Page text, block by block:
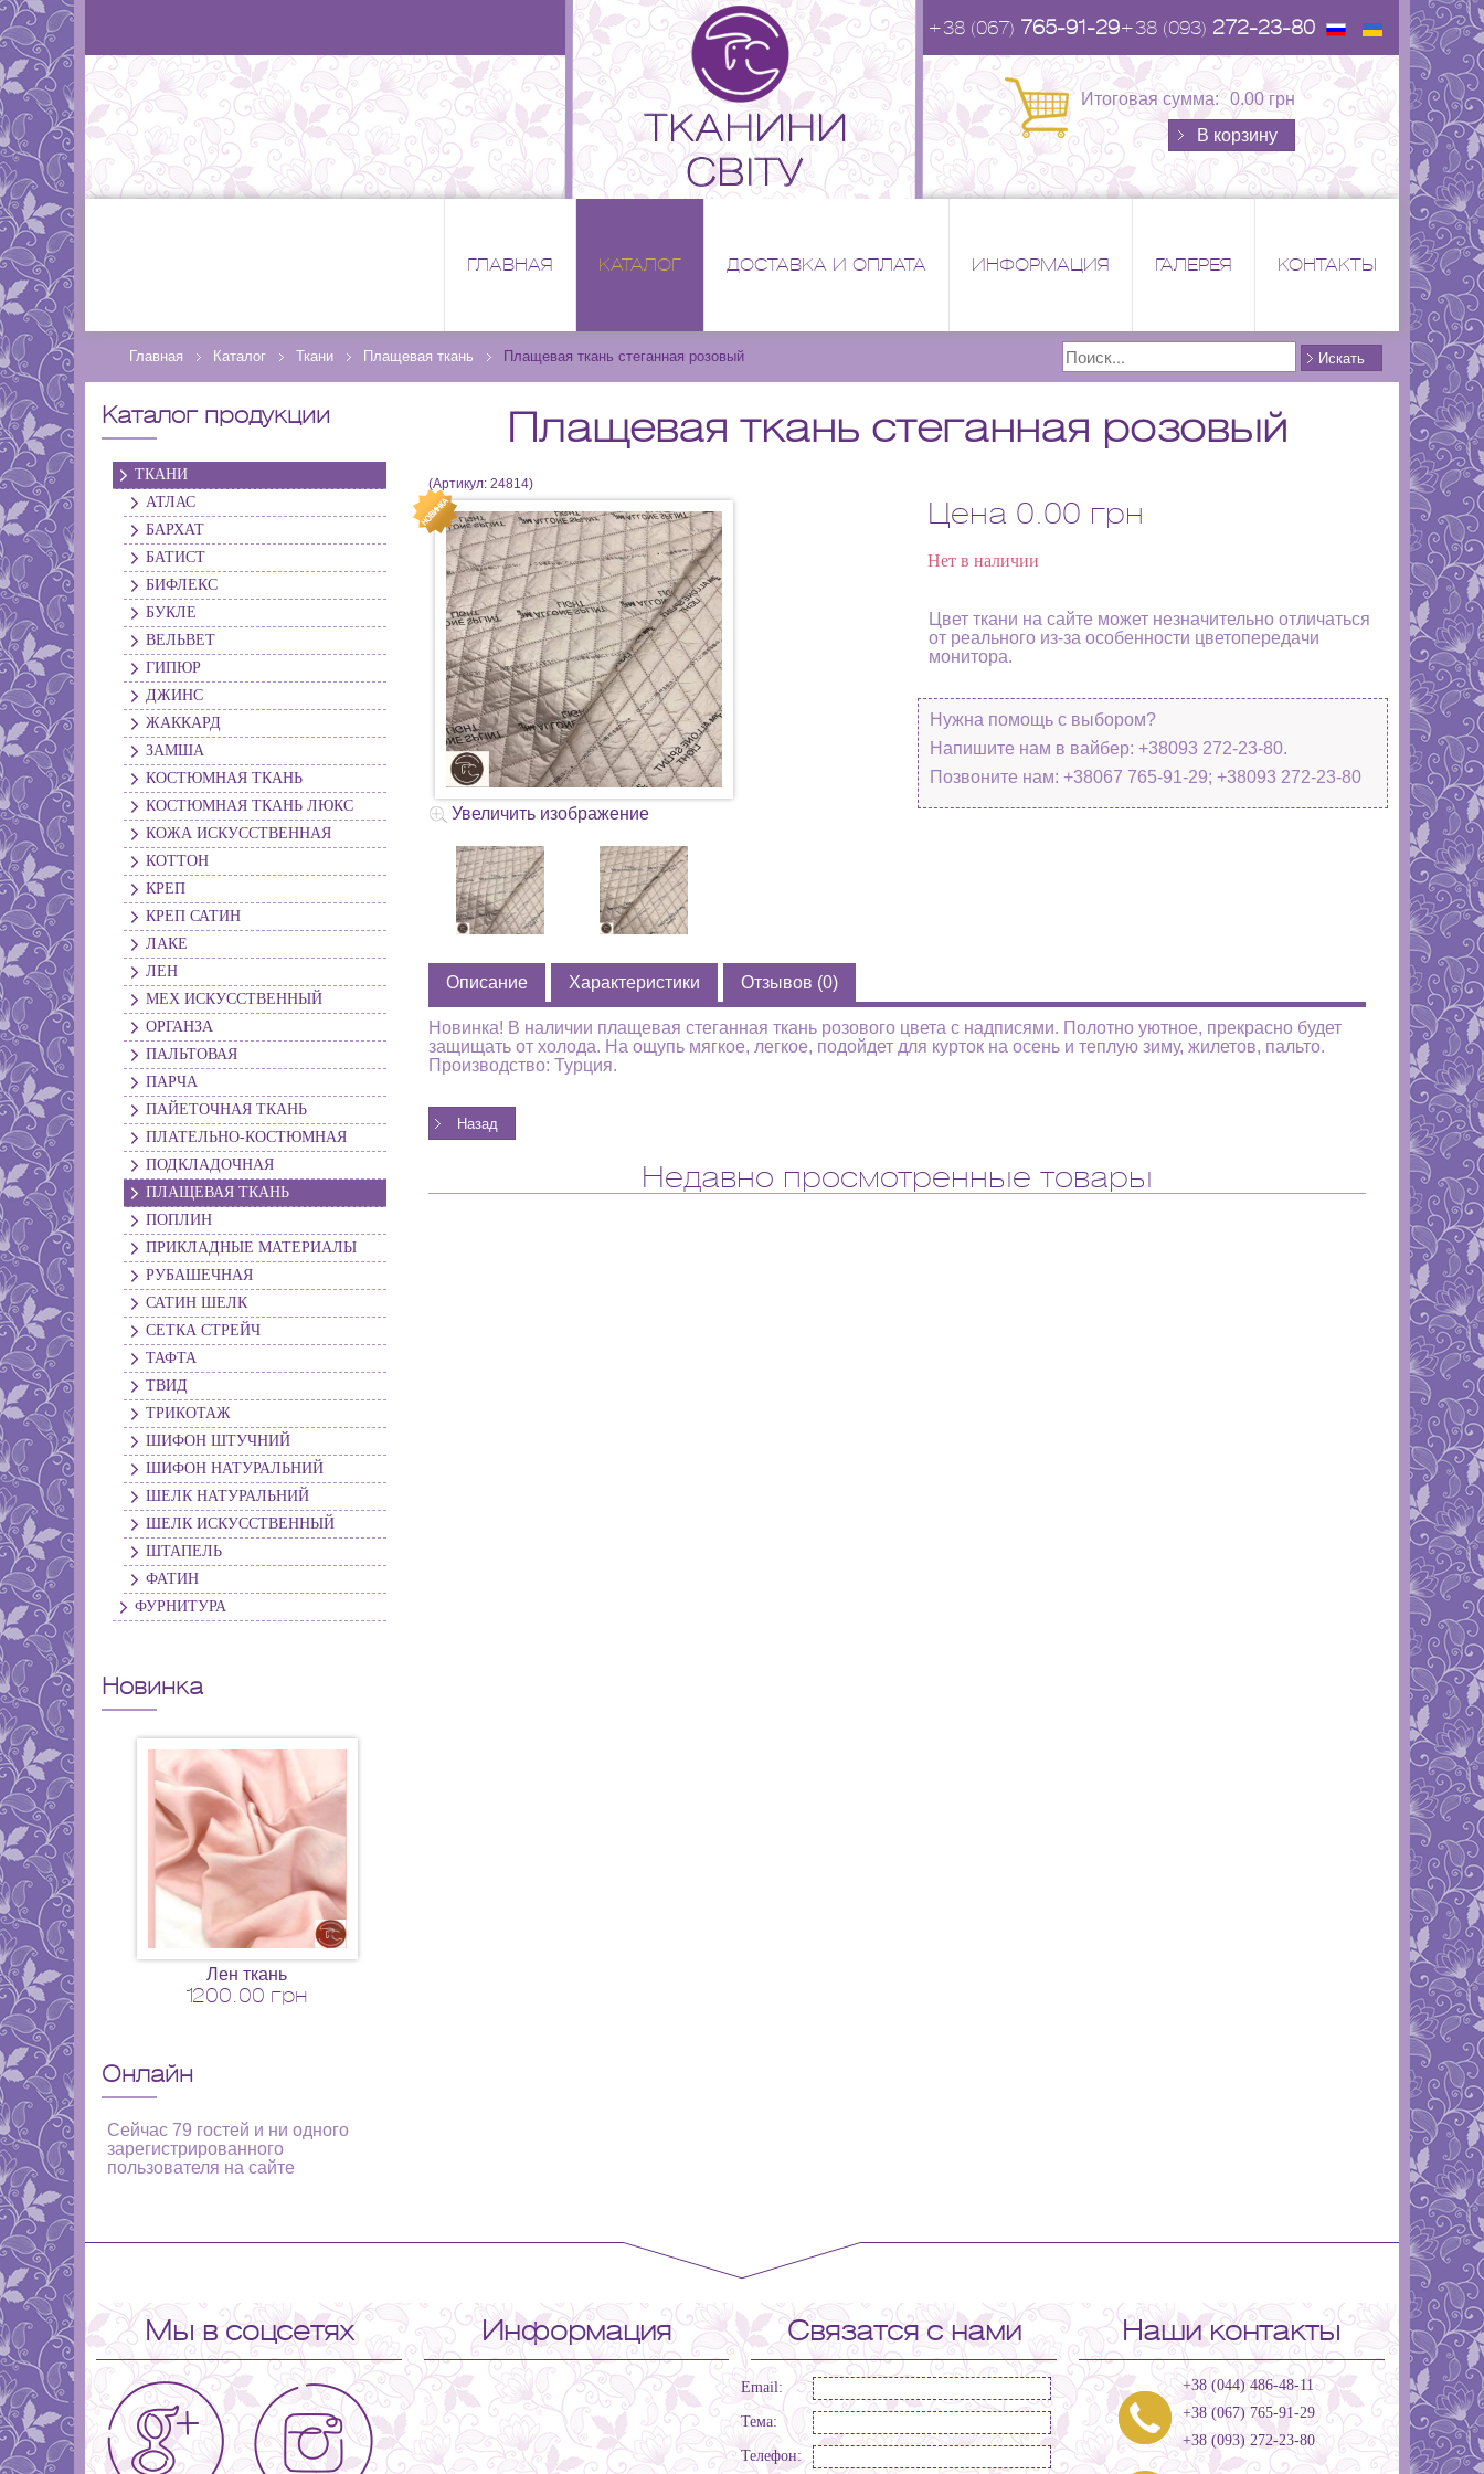
+38 (067) 765-91-29+38 (093) 272-23-80
Итоговая сумма: 0.00 грн
В корзину
ГЛАВНАЯ КАТАЛОГ ДОСТАВКА И ОПЛАТА ИНФОРМАЦИЯ ГАЛЕРЕЯ КОНТАКТЫ
Главная Каталог Ткани Плащевая ткань Плащевая ткань стеганная розовый
Поиск
Искать
Каталог продукции
ТКАНИ
АТЛАС
БАРХАТ
БАТИСТ
БИФЛЕКС
БУКЛЕ
ВЕЛЬВЕТ
ГИПЮР
ДЖИНС
ЖАККАРД
ЗАМША
КОСТЮМНАЯ ТКАНЬ
КОСТЮМНАЯ ТКАНЬ ЛЮКС
КОЖА ИСКУССТВЕННАЯ
КОТТОН
КРЕП
КРЕП САТИН
ЛАКЕ
ЛЕН
МЕХ ИСКУССТВЕННЫЙ
ОРГАНЗА
ПАЛЬТОВАЯ
ПАРЧА
ПАЙЕТОЧНАЯ ТКАНЬ
ПЛАТЕЛЬНО-КОСТЮМНАЯ
ПОДКЛАДОЧНАЯ
ПЛАЩЕВАЯ ТКАНЬ
ПОПЛИН
ПРИКЛАДНЫЕ МАТЕРИАЛЫ
РУБАШЕЧНАЯ
САТИН ШЕЛК
СЕТКА СТРЕЙЧ
ТАФТА
ТВИД
ТРИКОТАЖ
ШИФОН ШТУЧНИЙ
ШИФОН НАТУРАЛЬНИЙ
ШЕЛК НАТУРАЛЬНИЙ
ШЕЛК ИСКУССТВЕННЫЙ
ШТАПЕЛЬ
ФАТИН
ФУРНИТУРА
Новинка
Лен ткань
1200.00 грн
Онлайн
Сейчас 79 гостей и ни одного
зарегистрированного
пользователя на сайте
Плащевая ткань стеганная розовый
(Артикул:24814)
Увеличить изображение
Цена 0.00 грн
Нет в наличии
Цвет ткани на сайте может незначительно отличаться
от реального из-за особенности цветопередачи
монитора.
Нужна помощь с выбором?
Напишите нам в вайбер: +38093 272-23-80.
Позвоните нам: +38067 765-91-29; +38093 272-23-80
Описание Характеристики Отзывов (0)
Новинка! В наличии плащевая стеганная ткань розового цвета с надписями. Полотно уютное, прекрасно будет
защищать от холода. На ощупь мягкое, легкое, подойдет для курток на осень и теплую зиму, жилетов, пальто.
Производство: Турция.
Недавно просмотренные товары
Мы в соцсетях Информация Связатся с нами
Email:
Тема:
Телефон:
Наши контакты
+38 (044) 486-48-11
+38 (067) 765-91-29
+38 (093) 272-23-80